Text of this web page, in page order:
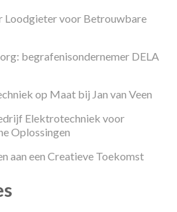
Loodgieter voor Betrouwbare
begrafenisondernemer DELA
op Maat bij Jan van Veen
Elektrotechniek voor
Oplossingen
aan een Creatieve Toekomst